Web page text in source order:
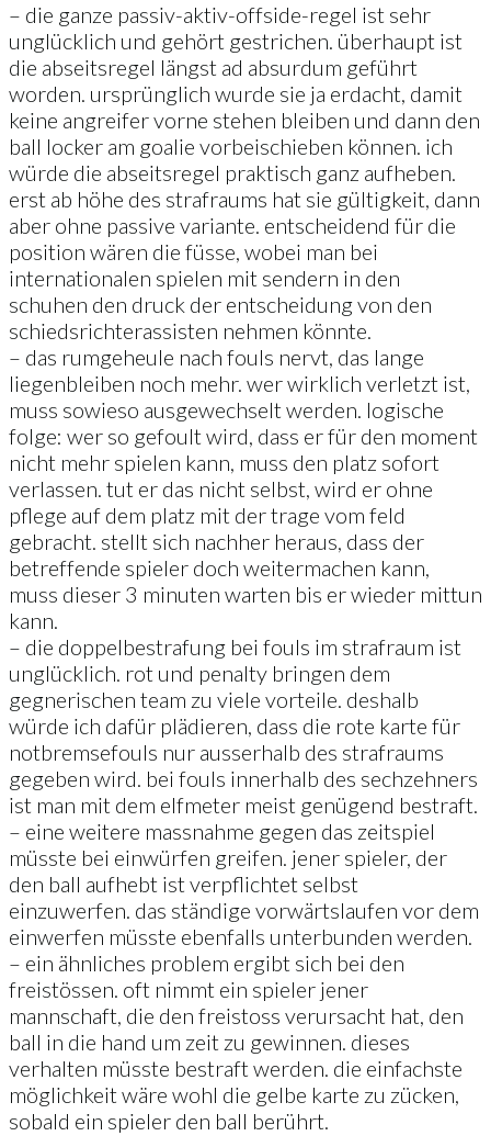
– die ganze passiv-aktiv-offside-regel ist sehr
unglücklich und gehört gestrichen. überhaupt ist
die abseitsregel längst ad absurdum geführt
worden. ursprünglich wurde sie ja erdacht, damit
keine angreifer vorne stehen bleiben und dann den
ball locker am goalie vorbeischieben können. ich
würde die abseitsregel praktisch ganz aufheben.
erst ab höhe des strafraums hat sie gültigkeit, dann
aber ohne passive variante. entscheidend für die
position wären die füsse, wobei man bei
internationalen spielen mit sendern in den
schuhen den druck der entscheidung von den
schiedsrichterassisten nehmen könnte.
– das rumgeheule nach fouls nervt, das lange
liegenbleiben noch mehr. wer wirklich verletzt ist,
muss sowieso ausgewechselt werden. logische
folge: wer so gefoult wird, dass er für den moment
nicht mehr spielen kann, muss den platz sofort
verlassen. tut er das nicht selbst, wird er ohne
pflege auf dem platz mit der trage vom feld
gebracht. stellt sich nachher heraus, dass der
betreffende spieler doch weitermachen kann,
muss dieser 3 minuten warten bis er wieder mittun
kann.
– die doppelbestrafung bei fouls im strafraum ist
unglücklich. rot und penalty bringen dem
gegnerischen team zu viele vorteile. deshalb
würde ich dafür plädieren, dass die rote karte für
notbremsefouls nur ausserhalb des strafraums
gegeben wird. bei fouls innerhalb des sechzehners
ist man mit dem elfmeter meist genügend bestraft.
– eine weitere massnahme gegen das zeitspiel
müsste bei einwürfen greifen. jener spieler, der
den ball aufhebt ist verpflichtet selbst
einzuwerfen. das ständige vorwärtslaufen vor dem
einwerfen müsste ebenfalls unterbunden werden.
– ein ähnliches problem ergibt sich bei den
freistössen. oft nimmt ein spieler jener
mannschaft, die den freistoss verursacht hat, den
ball in die hand um zeit zu gewinnen. dieses
verhalten müsste bestraft werden. die einfachste
möglichkeit wäre wohl die gelbe karte zu zücken,
sobald ein spieler den ball berührt.